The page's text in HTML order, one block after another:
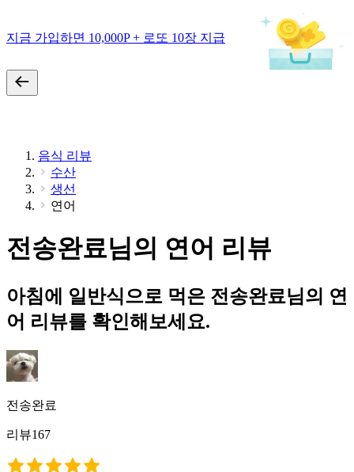
지금 가입하면 10,000P + 로또 10장 지급
음식 리뷰
수산
생선
연어
전송완료님의 연어 리뷰
아침에 일반식으로 먹은 전송완료님의 연
어 리뷰를 확인해보세요.
전송완료
리뷰167